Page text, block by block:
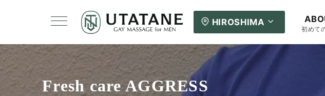
HIROSHIMA
初めて
Fresh care AGGRESS